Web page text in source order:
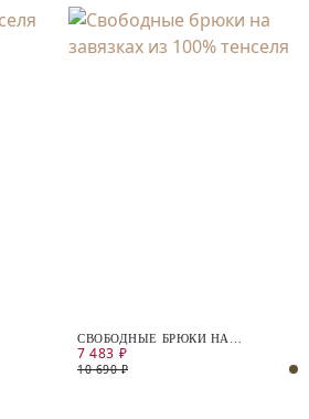
СВОБОДНЫЕ БРЮКИ НА
ЗАВЯЗКАХ ИЗ 100% ТЕНСЕЛЯ
7 483 ₽
10 690 ₽